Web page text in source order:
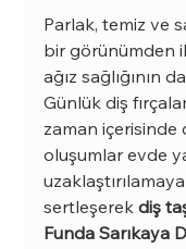
Parlak, temiz ve
bir görünümden
ağız sağlığının
Günlük diş
zaman içerisinde
oluşumlar evde
sertleşerek diş
Funda Sarıkaya